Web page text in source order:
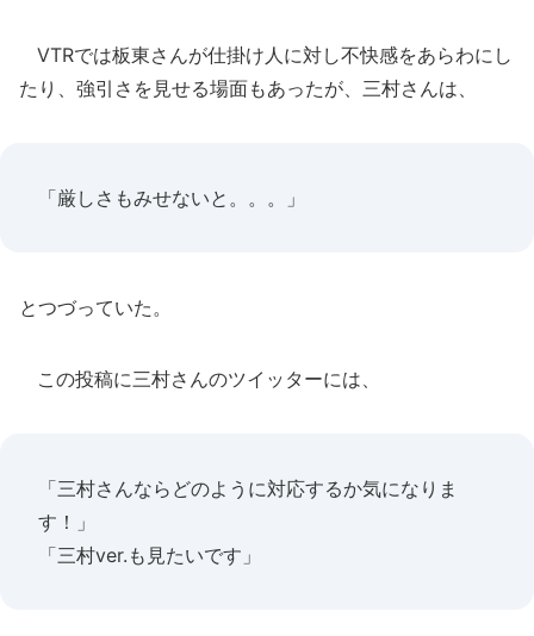
VTRでは板東さんが仕掛け人に対し不快感をあらわにし
たり、強引さを見せる場面もあったが、三村さんは、
「厳しさもみせないと。。。」
とつづっていた。
この投稿に三村さんのツイッターには、
「三村さんならどのように対応するか気になりま
す！」
「三村ver.も見たいです」